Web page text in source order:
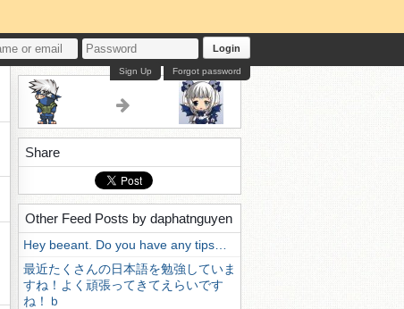
Login
Forgot password
Sign Up
Share
Other Feed Posts by daphatnguyen
Hey beeant. Do you have any tips…
最近たくさんの日本語を勉強していま
すね！よく頑張ってきてえらいです
ね！ｂ